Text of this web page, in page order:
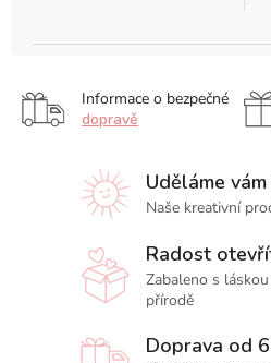
Informace o bezpečné
dopravě
Uděláme
Naše kreativní
Radost
Zabaleno s
přírodě
Doprava od